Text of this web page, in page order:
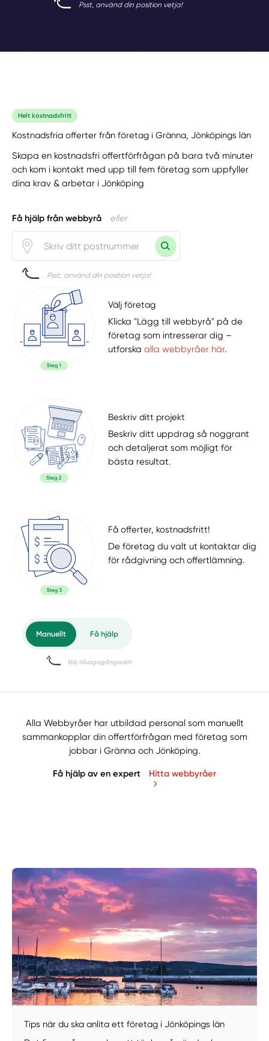
Psst, använd din position vetja!
Helt kostnadsfritt
Kostnadsfria offerter från företag i Gränna, Jönköpings län
Skapa en kostnadsfri offertförfrågan på bara två minuter
och kom i kontakt med upp till fem företag som uppfyller
dina krav & arbetar i Jönköping
Få hjälp från webbyrå eller
Psst, använd din position vetja!
Välj företag
Klicka "Lägg till webbyrå" på de
företag som intresserar dig –
utforskaalla webbyråer här.
Beskriv ditt projekt
Beskriv ditt uppdrag så noggrant
och detaljerat som möjligt för
bästa resultat.
Få offerter, kostnadsfritt!
De företag du valt ut kontaktar dig
för rådgivning och offertlämning.
Manuellt Få hjälp
Välj tillvägagångssätt
Alla Webbyråer har utbildad personal som manuellt
sammankopplar din offertförfrågan med företag som
jobbar i Gränna och Jönköping.
Få hjälp av en expert Hitta webbyråer
Tips när du ska anlita ett företag i Jönköpings län